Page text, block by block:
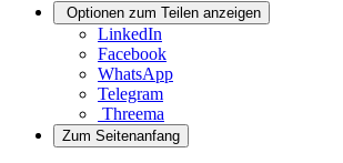
Optionen zum Teilen anzeigen
LinkedIn
Facebook
WhatsApp
Telegram
Threema
Zum Seitenanfang